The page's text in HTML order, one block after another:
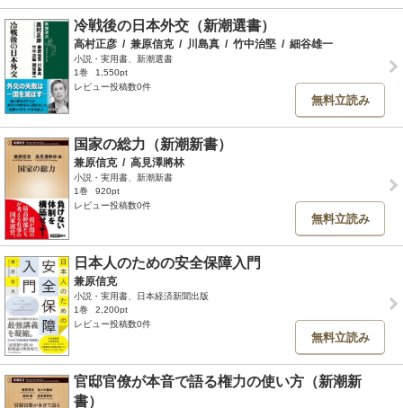
冷戦後の日本外交（新潮選書）
高村正彦 / 兼原信克 / 川島真 / 竹中治堅 / 細谷雄一
小説・実用書、新潮選書
1巻
1,550pt
レビュー投稿数0件
無料立読み
国家の総力（新潮新書）
兼原信克 / 高見澤將林
小説・実用書、新潮新書
1巻
920pt
レビュー投稿数0件
無料立読み
日本人のための安全保障入門
兼原信克
小説・実用書、日本経済新聞出版
1巻
2,200pt
レビュー投稿数0件
無料立読み
官邸官僚が本音で語る権力の使い方（新潮新
書）